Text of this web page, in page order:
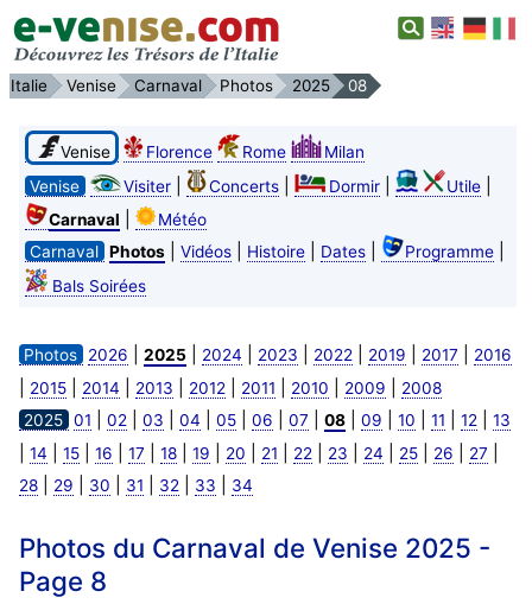
Italie Venise Carnaval Photos 2025 08
Venise Florence Rome
Milan
Venise
Visiter| Concerts| Dormir| Utile|
Carnaval
Météo
Carnaval Photos| Vidéos| Histoire| Dates| Programme|
Bals Soirées
Photos 2026 2025 2024 2023 2022 2019 2017 2016
2015| 2014 2013 2012 2011 2010 2009
2008
2025 01 02 03 04 05| 06 07 08| 09 10 11 12 13
14 15| 16 17 18| 19 20 21 22 23 24 25| 26 27
28| 29 30 31 32 33 34
Photos du Carnaval de Venise 2025 -
Page 8